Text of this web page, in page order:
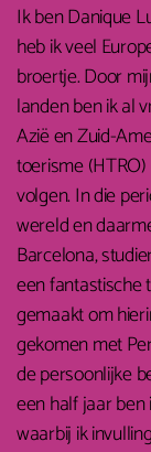
Ik ben Danique
heb ik veel
broertje. Door
landen ben ik al
Azië en Zuid-
toerisme
volgen. In die
wereld en
Barcelona,
een fantastische
gemaakt om
gekomen met
de persoonlijke
een half jaar
waarbij ik